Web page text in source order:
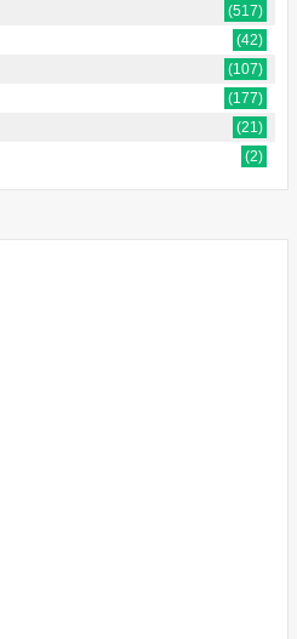
(517)
(42)
(107)
(177)
(21)
(2)